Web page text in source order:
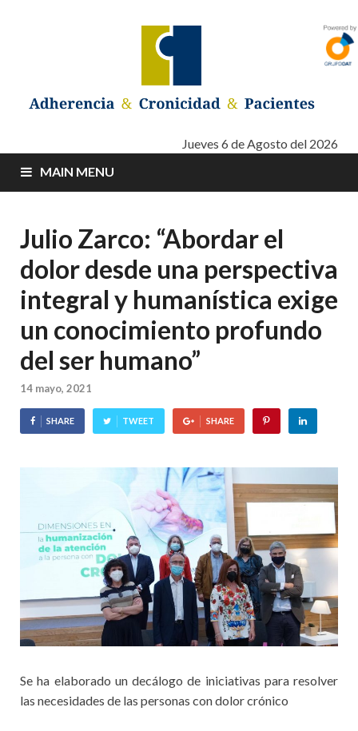
Adherencia –
Cronicidad –
Pacientes
Adherencia – Cronicidad – PacientesJueves 6 de Agosto del 2026
MAIN MENU
Julio Zarco: “Abordar el
dolor desde una perspectiva
integral y humanística exige
un conocimiento profundo
del ser humano”
14 mayo, 2021
SHARE TWEET SHARE
Se ha elaborado un decálogo de iniciativas para resolver
las necesidades de las personas con dolor crónico